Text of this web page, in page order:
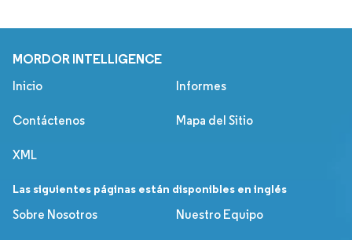
MORDOR INTELLIGENCE
Inicio Informes
Contáctenos Mapa del Sitio
XML
Las siguientes páginas están disponibles en inglés
Sobre Nosotros
Nuestro Equipo